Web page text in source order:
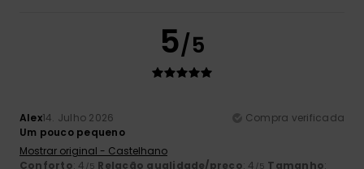
5/5
Alex14. Julho 2026
Compra verificada
Um pouco pequeno
Mostrar original - Castelhano
Conforto: 4 /5 Relação qualidade/preço: 4 /5 Tamanho: